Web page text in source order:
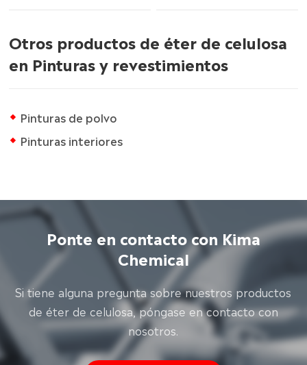
Otros productos de éter de celulosa
en Pinturas y revestimientos
Pinturas de polvo
Pinturas interiores
Ponte en contacto con Kima
Chemical
Si tiene alguna pregunta sobre nuestros productos
de éter de celulosa, póngase en contacto con
nosotros.